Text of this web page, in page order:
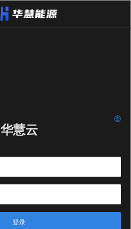
华慧云
登录